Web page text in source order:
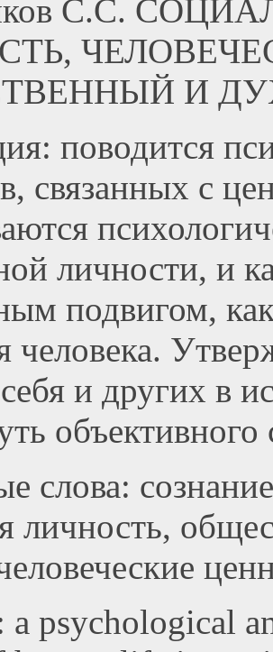
С.С.
И
поводится
связанных с
личности, и
подвигом,
человека.
и других в
объективного
слова:
личность,
a psychological